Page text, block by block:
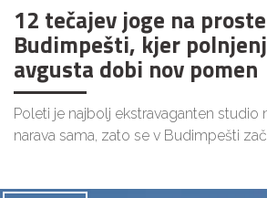
12 tečajev joge na
Budimpešti, kjer
avgusta dobi nov pomen
Poleti je najbolj ekstravaganten studio
narava sama, zato se v Budimpešti